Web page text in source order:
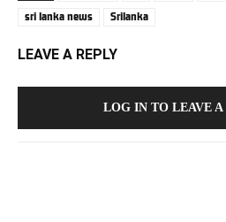
sri lanka news
Srilanka
LEAVE A REPLY
LOG IN TO LEAVE